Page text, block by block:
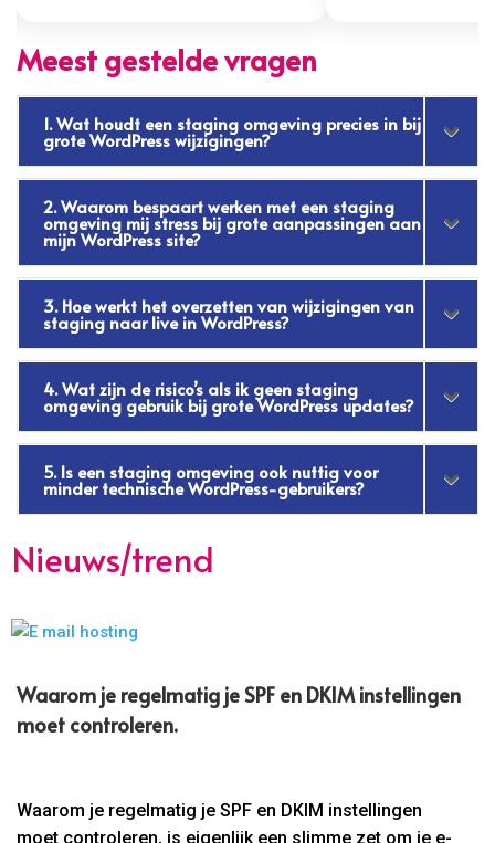
Meest gestelde vragen
1. Wat houdt een staging omgeving precies in bij
grote WordPress wijzigingen?
2. Waarom bespaart werken met een staging
omgeving mij stress bij grote aanpassingen aan
mijn WordPress site?
3. Hoe werkt het overzetten van wijzigingen van
staging naar live in WordPress?
4. Wat zijn de risico’s als ik geen staging
omgeving gebruik bij grote WordPress updates?
5. Is een staging omgeving ook nuttig voor
minder technische WordPress-gebruikers?
Nieuws/trend
Waarom je regelmatig je SPF en DKIM instellingen
moet controleren.​
Waarom je regelmatig je SPF en DKIM instellingen
moet controleren, is eigenlijk een slimme zet om je e-